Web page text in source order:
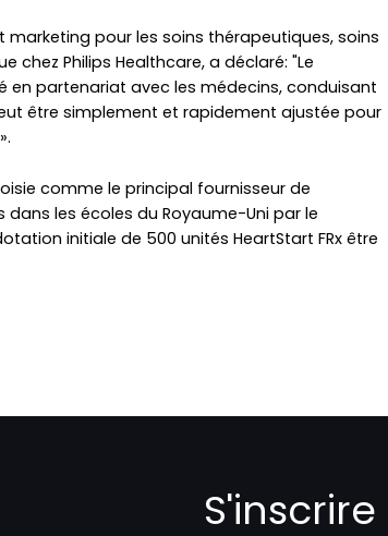
pour les soins thérapeutiques, soins
chez Philips Healthcare, a déclaré: "Le
en partenariat avec les médecins, conduisant
être simplement et rapidement ajustée pour
comme le principal fournisseur de
les écoles du Royaume-Uni par le
initiale de 500 unités HeartStart FRx être
S'inscrire